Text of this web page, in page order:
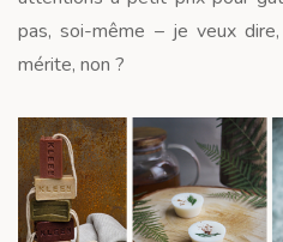
pas, soi-même – je veux
mérite, non ?